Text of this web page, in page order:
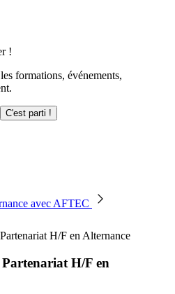
!
formations, événements,
C'est parti !
avec AFTEC
H/F en Alternance
H/F en